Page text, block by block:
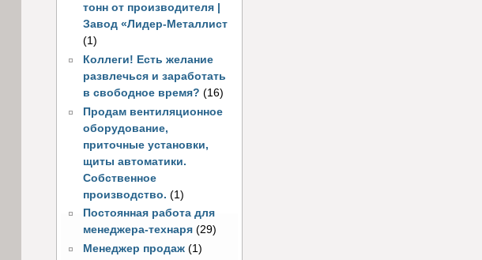
тонн от производителя |
Завод «Лидер-Металлист
(1)
Коллеги! Есть желание
развлечься и заработать
в свободное время? (16)
Продам вентиляционное
оборудование,
приточные установки,
щиты автоматики.
Собственное
производство. (1)
Постоянная работа для
менеджера-технаря (29)
Менеджер продаж (1)